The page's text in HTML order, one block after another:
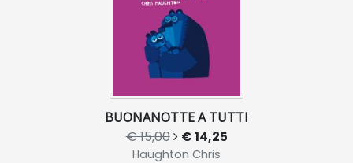
BUONANOTTE A TUTTI
€ 15,00 € 14,25
Haughton Chris